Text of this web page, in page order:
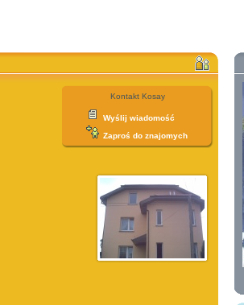
Kontakt Kosay
Wyślij wiadomość
Zaproś do znajomych